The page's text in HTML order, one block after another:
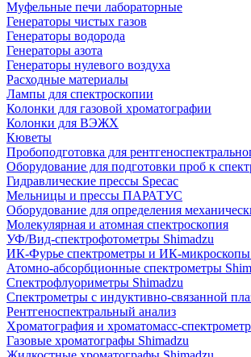
Муфельные печи лабораторные
Генераторы чистых газов
Генераторы водорода
Генераторы азота
Генераторы нулевого воздуха
Расходные материалы
Лампы для спектроскопии
Колонки для газовой хроматографии
Колонки для ВЭЖХ
Кюветы
Пробоподготовка для
Оборудование для подготовки проб к
Гидравлические прессы Specac
Мельницы и прессы ПАРАТУС
Оборудование для определения
Молекулярная и атомная спектроскопия
УФ/Вид-спектрофотометры Shimadzu
ИК-Фурье спектрометры и ИК-микроскопы
Атомно-абсорбционные спектрометры
Спектрофлуориметры Shimadzu
Спектрометры с индуктивно-связанной
Рентгеноспектральный анализ
Хроматография и хроматомасс-
Газовые хроматографы Shimadzu